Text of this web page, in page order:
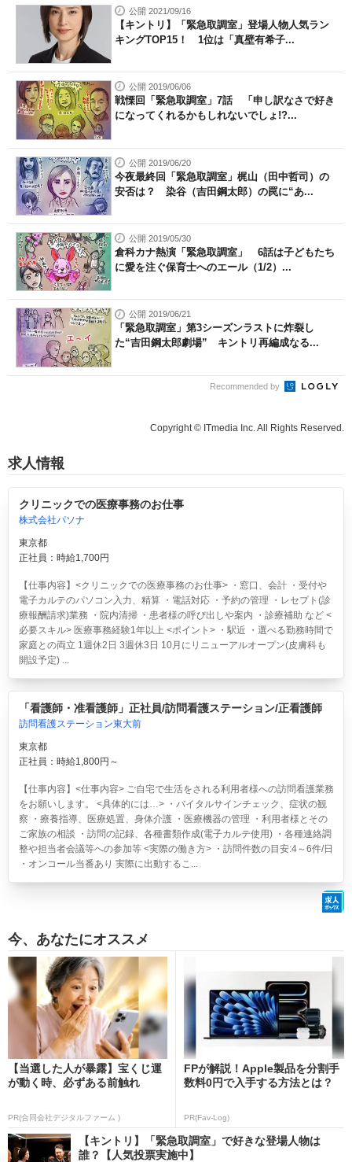
公開 2021/09/16
【キントリ】「緊急取調室」登場人物人気ラン
キングTOP15！ 1位は「真壁有希子...
公開 2019/06/06
戦慄回「緊急取調室」7話 「申し訳なさで好き
になってくれるかもしれないでしょ!?...
公開 2019/06/20
今夜最終回「緊急取調室」梶山（田中哲司）の
安否は？ 染谷（吉田鋼太郎）の罠に“あ...
公開 2019/05/30
倉科カナ熱演「緊急取調室」 6話は子どもたち
に愛を注ぐ保育士へのエール（1/2）...
公開 2019/06/21
「緊急取調室」第3シーズンラストに炸裂し
た“吉田鋼太郎劇場” キントリ再編成なる...
Recommended by
Copyright © ITmedia Inc. All Rights Reserved.
求人情報
クリニックでの医療事務のお仕事
株式会社パソナ
東京都
正社員：時給1,700円
【仕事内容】<クリニックでの医療事務のお仕事> ・窓口、会計 ・受付や
電子カルテのパソコン入力、精算 ・電話対応 ・予約の管理 ・レセプト(診
療報酬請求)業務 ・院内清掃 ・患者様の呼び出しや案内 ・診療補助 など <
必要スキル> 医療事務経験1年以上 <ポイント> ・駅近 ・選べる勤務時間で
家庭との両立 1週休2日 3週休3日 10月にリニューアルオープン(皮膚科も
開設予定) ...
「看護師・准看護師」正社員/訪問看護ステーション/正看護師
訪問看護ステーション東大前
東京都
正社員：時給1,800円～
【仕事内容】<仕事内容> ご自宅で生活をされる利用者様への訪問看護業務
をお願いします。 <具体的には…> ・バイタルサインチェック、症状の観
察 ・療養指導、医療処置、身体介護 ・医療機器の管理 ・利用者様とその
ご家族の相談 ・訪問の記録、各種書類作成(電子カルテ使用) ・各種連絡調
整や担当者会議等への参加等 <実際の働き方> ・訪問件数の目安:4～6件/日
・オンコール当番あり 実際に出動するこ...
今、あなたにオススメ
【当選した人が暴露】宝くじ運
が動く時、必ずある前触れ
PR(合同会社デジタルファーム )
FPが解説！Apple製品を分割手
数料0円で入手する方法とは？
PR(Fav-Log)
【キントリ】「緊急取調室」で好きな登場人物は
誰？【人気投票実施中】